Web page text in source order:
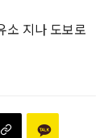
소 지나 도보로